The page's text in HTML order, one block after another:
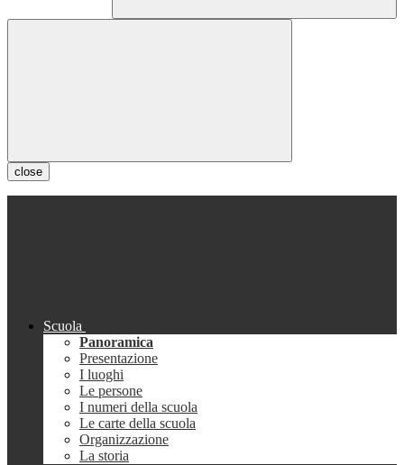
close
Scuola
Panoramica
Presentazione
I luoghi
Le persone
I numeri della scuola
Le carte della scuola
Organizzazione
La storia